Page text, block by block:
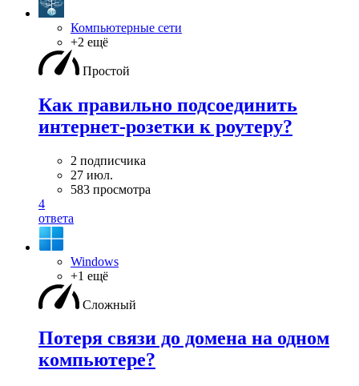
Компьютерные сети
+2 ещё
Простой
Как правильно подсоединить
интернет-розетки к роутеру?
2 подписчика
27 июл.
583 просмотра
4
ответа
Windows
+1 ещё
Сложный
Потеря связи до домена на одном
компьютере?